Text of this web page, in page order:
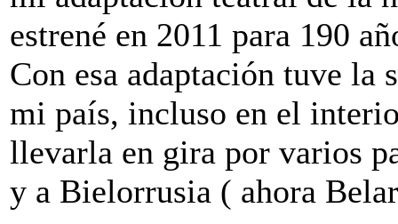
estrené en 2011 para 190
Con esa adaptación tuve la
mi país, incluso en el
llevarla en gira por varios
y a Bielorrusia ( ahora